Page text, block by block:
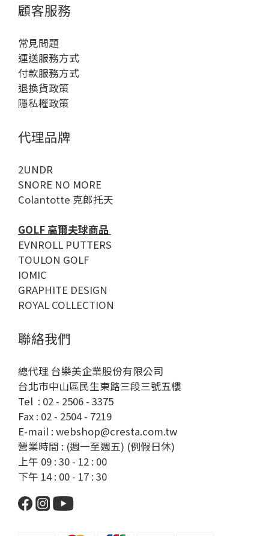
顧客服務
常見問題
運送服務方式
付款服務方式
退換貨政策
隱私權政策
代理品牌
2UNDR
SNORE NO MORE
Colantotte 克郎托天
GOLF 高爾夫球商品
EVNROLL PUTTERS
TOULON GOLF
IOMIC
GRAPHITE DESIGN
ROYAL COLLECTION
聯絡我們
總代理 台樂美企業股份有限公司
台北市中山區民生東路三段三號五樓
Tel : 02 - 2506 - 3375
Fax : 02 - 2504 - 7219
E-mail : webshop@cresta.com.tw
營業時間 : (週一至週五) (例假日休)
上午 09 : 30 - 12 : 00
下午 14 : 00 - 17 : 30